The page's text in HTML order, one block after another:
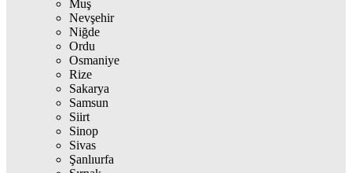
Muş
Nevşehir
Niğde
Ordu
Osmaniye
Rize
Sakarya
Samsun
Siirt
Sinop
Sivas
Şanlıurfa